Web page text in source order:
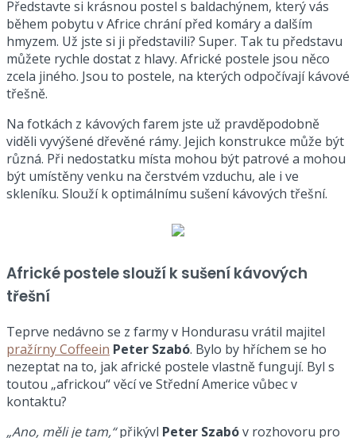
Představte si krásnou postel s baldachýnem, který vás
během pobytu v Africe chrání před komáry a dalším
hmyzem. Už jste si ji představili? Super. Tak tu představu
můžete rychle dostat z hlavy. Africké postele jsou něco
zcela jiného. Jsou to postele, na kterých odpočívají kávové
třešně.
Na fotkách z kávových farem jste už pravděpodobně
viděli vyvýšené dřevěné rámy. Jejich konstrukce může být
různá. Při nedostatku místa mohou být patrové a mohou
být umístěny venku na čerstvém vzduchu, ale i ve
skleníku. Slouží k optimálnímu sušení kávových třešní.
Africké postele slouží k sušení kávových
třešní
Teprve nedávno se z farmy v Hondurasu vrátil majitel
pražírny Coffeein Peter Szabó. Bylo by hříchem se ho
nezeptat na to, jak africké postele vlastně fungují. Byl s
toutou „africkou“ věcí ve Střední Americe vůbec v
kontaktu?
„Ano, měli je tam,“přikývl Peter Szabóv rozhovoru pro